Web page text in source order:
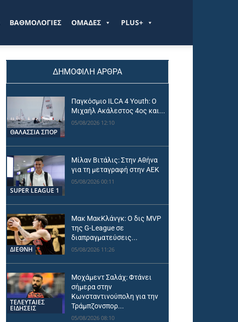
ΒΑΘΜΟΛΟΓΙΕΣ ΟΜΑΔΕΣ PLUS+
ΔΗΜΟΦΙΛΗ ΑΡΘΡΑ
ΘΑΛΆΣΣΙΑ ΣΠΟΡ
Παγκόσμιο ILCA 4 Youth: Ο
Μιχαήλ Ακάλεστος 4ος και...
05/08/2026 12:10
SUPER LEAGUE 1
Μίλαν Βιτάλις: Στην Αθήνα
για τη μεταγραφή στην ΑΕΚ
05/08/2026 00:11
ΔΙΕΘΝΗ
Μακ ΜακΚλάνγκ: Ο δις MVP
της G-League σε
διαπραγματεύσεις...
05/08/2026 11:26
ΤΕΛΕΥΤΑΙΕΣ
ΕΙΔΗΣΕΙΣ
Μοχάμεντ Σαλάχ: Φτάνει
σήμερα στην
Κωνσταντινούπολη για την
Τράμπζονσπορ...
05/08/2026 08:10